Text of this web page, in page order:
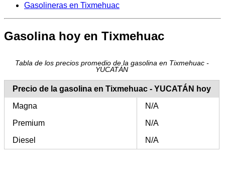
Gasolineras en Tixmehuac
Gasolina hoy en Tixmehuac
Tabla de los precios promedio de la gasolina en Tixmehuac -
YUCATÁN
Precio de la gasolina en Tixmehuac - YUCATÁN hoy
Magna
N/A
Premium
N/A
Diesel
N/A